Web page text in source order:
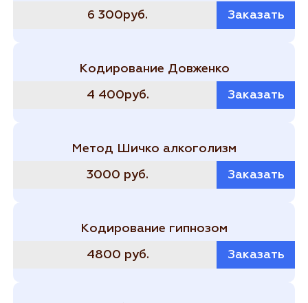
6 300руб. Заказать
Кодирование Довженко
4 400руб. Заказать
Метод Шичко алкоголизм
3000 руб. Заказать
Кодирование гипнозом
4800 руб. Заказать